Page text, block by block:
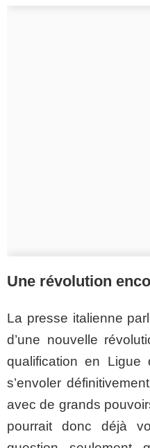
Une révolution
La presse italienne
d’une nouvelle
qualification en Ligue
s’envoler
avec de grands
pourrait donc déjà